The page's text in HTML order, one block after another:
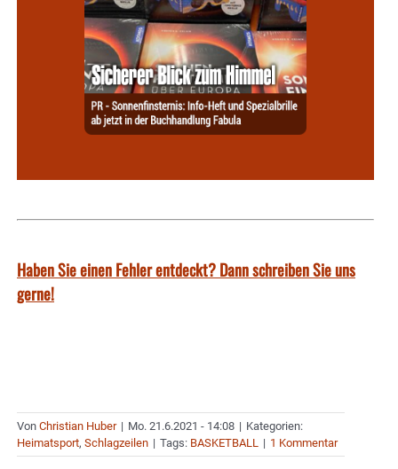
Haben Sie einen Fehler entdeckt? Dann schreiben Sie uns
gerne!
Von Christian Huber | Mo. 21.6.2021 - 14:08 | Kategorien:
Heimatsport, Schlagzeilen | Tags: BASKETBALL | 1 Kommentar